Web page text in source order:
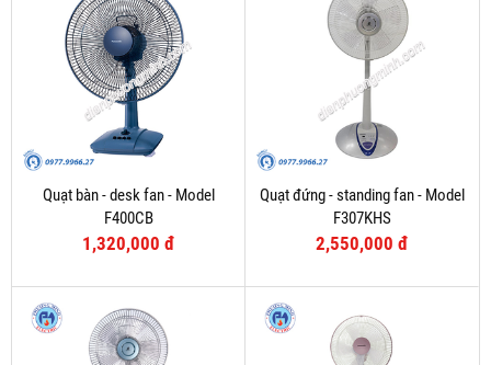
Quạt bàn - desk fan - Model
F400CB
1,320,000 đ
Quạt đứng - standing fan - Model
F307KHS
2,550,000 đ